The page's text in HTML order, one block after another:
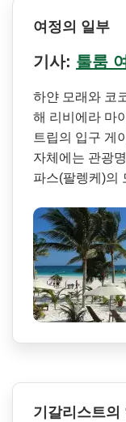
여정의 일부
기사: 툴룸
하얀 모래와 코
해 리비에라 마
트립의 입구 게
자체에는 관광
파스(팔렝케)의
기갈리스트의